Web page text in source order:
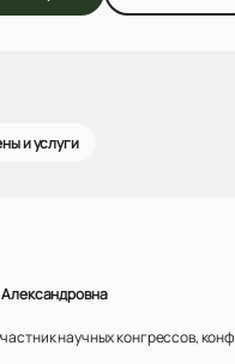
и услуги
научных конгрессов,